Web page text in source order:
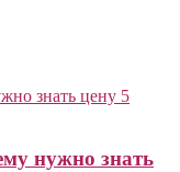
нужно знать